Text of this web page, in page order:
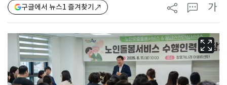
구글에서 뉴스1 즐겨찾기 가